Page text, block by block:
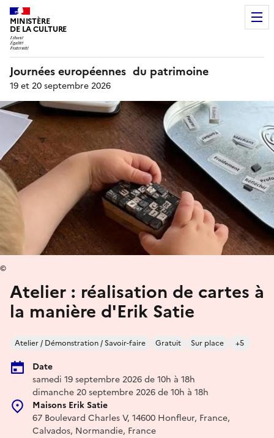
MINISTÈRE
DE LA CULTURE
Journées européennes du patrimoine
19 et 20 septembre 2026
Atelier : réalisation de cartes à
la manière d'Erik Satie
Atelier / Démonstration / Savoir-faire Gratuit Sur place +5
Date
samedi 19 septembre 2026 de 10h à 18h
dimanche 20 septembre 2026 de 10h à 18h
Maisons Erik Satie
67 Boulevard Charles V, 14600 Honfleur, France,
Calvados, Normandie, France
©